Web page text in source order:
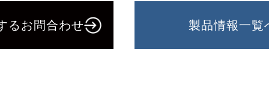
るお問合わせ 製品情報一覧